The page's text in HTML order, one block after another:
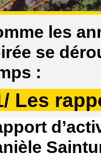
les
se
:
Les